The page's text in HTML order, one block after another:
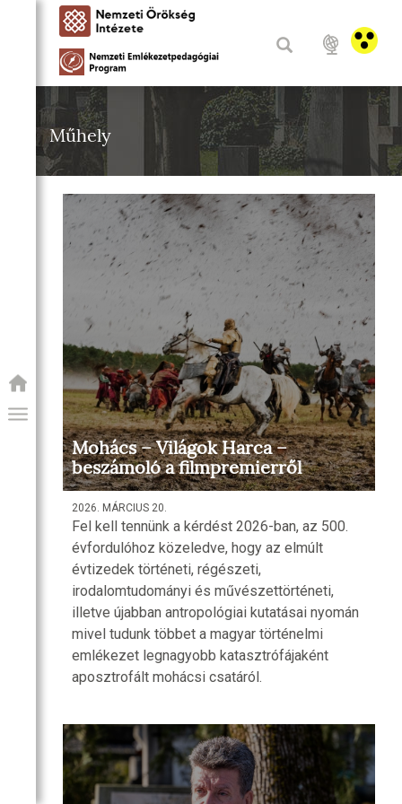
Műhely
Mohács – Világok Harca –
beszámoló a filmpremierről
2026. MÁRCIUS 20.
Fel kell tennünk a kérdést 2026-ban, az 500.
évfordulóhoz közeledve, hogy az elmúlt
évtizedek történeti, régészeti,
irodalomtudományi és művészettörténeti,
illetve újabban antropológiai kutatásai nyomán
mivel tudunk többet a magyar történelmi
emlékezet legnagyobb katasztrófájaként
aposztrofált mohácsi csatáról.